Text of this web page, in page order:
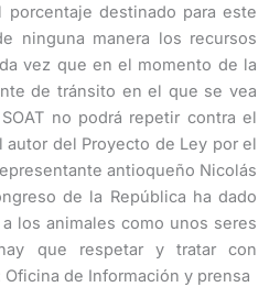
destinado para este
ninguna manera los recursos
vez que en el momento de la
de tránsito en el que se vea
no podrá repetir contra el
autor del Proyecto de Ley por el
antioqueño Nicolás
de la República ha dado
los animales como unos seres
que respetar y tratar con
de Información y prensa